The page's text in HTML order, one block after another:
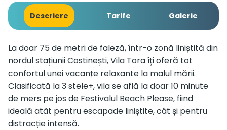
Descriere Tarife Galerie
La doar 75 de metri de faleză, într-o zonă liniștită din
nordul stațiunii Costinești, Vila Tora îți oferă tot
confortul unei vacanțe relaxante la malul mării.
Clasificată la 3 stele+, vila se află la doar 10 minute
de mers pe jos de Festivalul Beach Please, fiind
ideală atât pentru escapade liniștite, cât și pentru
distracție intensă.